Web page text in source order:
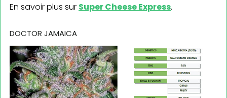
En savoir plus sur Super Cheese Express.
DOCTOR JAMAICA